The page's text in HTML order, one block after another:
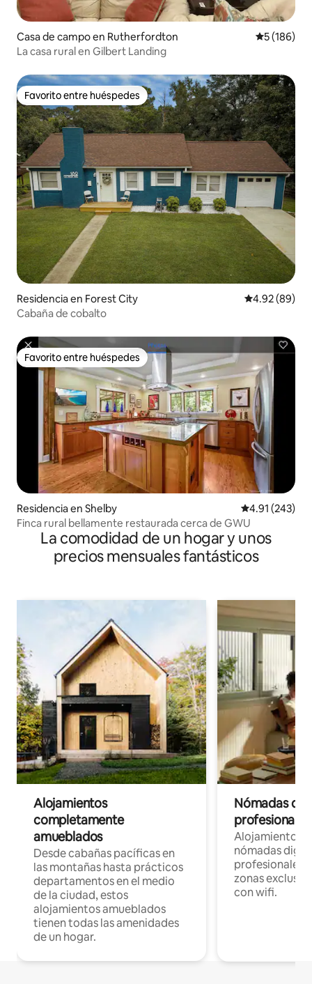
Casa de campo en Rutherfordton
5 (186)
La casa rural en Gilbert Landing
Favorito entre huéspedes
Favorito entre huéspedes
Residencia en Forest City Calificación
4.92 (89)
Cabaña de cobalto
Favorito entre huéspedes
Favorito entre huéspedes
Residencia en Shelby Calificación
4.91 (243)
Finca rural bellamente restaurada cerca de GWU
La comodidad de un hogar y unos
precios mensuales fantásticos
Alojamientos
completamente
amueblados
Desde cabañas pacíficas en
las montañas hasta prácticos
departamentos en el medio
de la ciudad, estos
alojamientos amueblados
tienen todas las amenidades
de un hogar.
Nómadas
Alojamientos
nómadas
profesionales
zonas
con wifi.